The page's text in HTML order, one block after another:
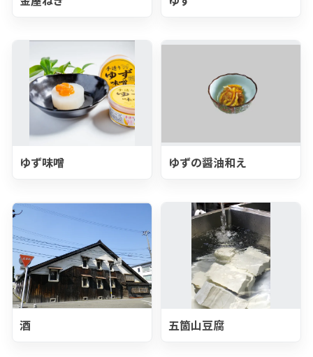
ゆず味噌 ゆずの醤油和え
酒 五箇山豆腐